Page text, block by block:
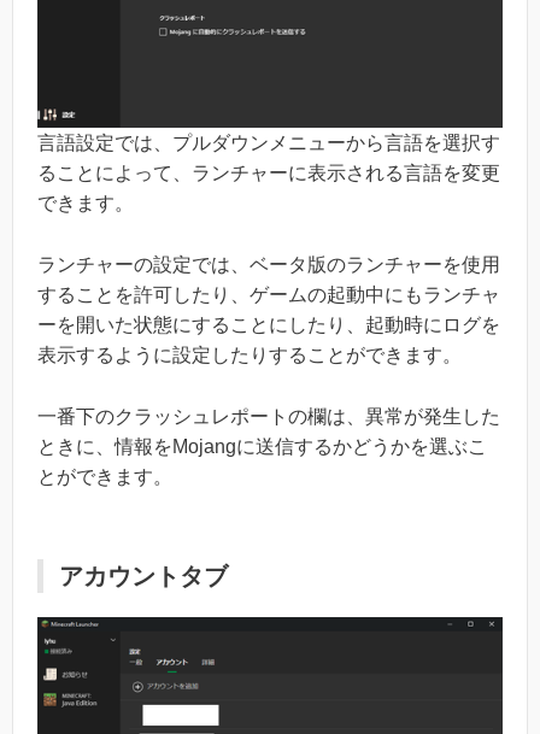
言語設定では、プルダウンメニューから言語を選択す
ることによって、ランチャーに表示される言語を変更
できます。
ランチャーの設定では、ベータ版のランチャーを使用
することを許可したり、ゲームの起動中にもランチャ
ーを開いた状態にすることにしたり、起動時にログを
表示するように設定したりすることができます。
一番下のクラッシュレポートの欄は、異常が発生した
ときに、情報をMojangに送信するかどうかを選ぶこ
とができます。
アカウントタブ